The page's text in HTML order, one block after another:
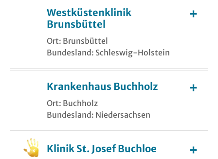
Westküstenklinik
Brunsbüttel
Ort: Brunsbüttel
Bundesland: Schleswig-Holstein
Krankenhaus Buchholz
Ort: Buchholz
Bundesland: Niedersachsen
Klinik St. Josef Buchloe